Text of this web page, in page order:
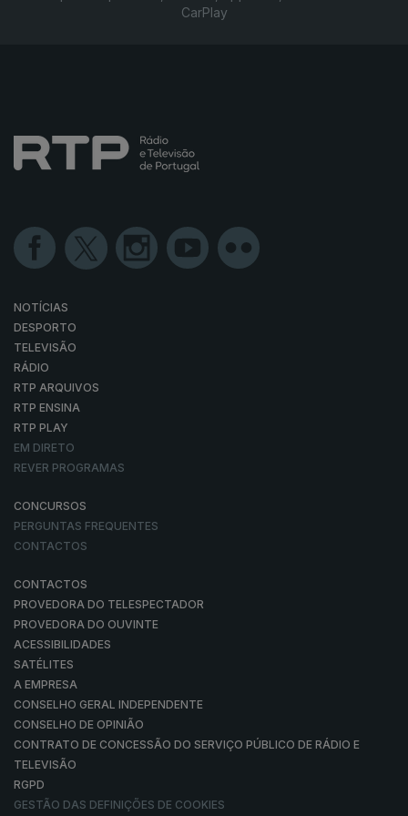
CarPlay
NOTÍCIAS
DESPORTO
TELEVISÃO
RÁDIO
RTP ARQUIVOS
RTP ENSINA
RTP PLAY
EM DIRETO
REVER PROGRAMAS
CONCURSOS
PERGUNTAS FREQUENTES
CONTACTOS
CONTACTOS
PROVEDORA DO TELESPECTADOR
PROVEDORA DO OUVINTE
ACESSIBILIDADES
SATÉLITES
A EMPRESA
CONSELHO GERAL INDEPENDENTE
CONSELHO DE OPINIÃO
CONTRATO DE CONCESSÃO DO SERVIÇO PÚBLICO DE RÁDIO E
TELEVISÃO
RGPD
GESTÃO DAS DEFINIÇÕES DE COOKIES